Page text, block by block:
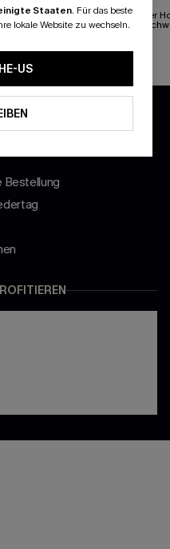
Bikini-Set mit Schwarzer
Netz
APP
Bestellung
Staaten. Für das beste
lokale Website zu wechseln.
US